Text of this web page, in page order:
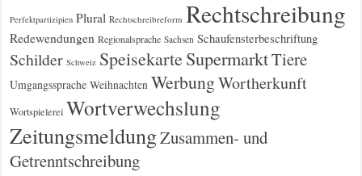
Perfektpartizipien Plural Rechtschreibreform Rechtschreibung
Redewendungen Regionalsprache Sachsen Schaufensterbeschriftung
Schilder Schweiz Speisekarte SupermarktTiere
Umgangssprache Weihnachten WerbungWortherkunft
Wortspielerei Wortverwechslung
ZeitungsmeldungZusammen- und
Getrenntschreibung